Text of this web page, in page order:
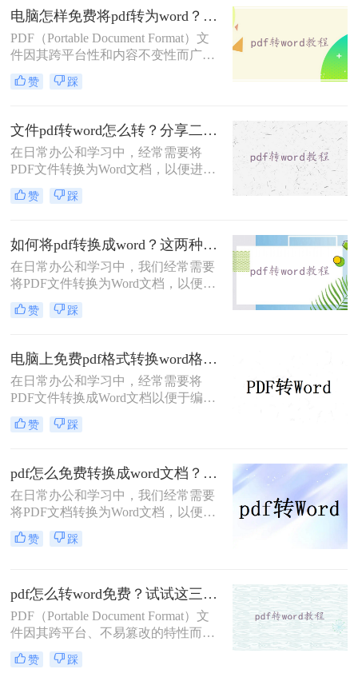
介绍 PDF 转 Word 的常用方法，帮助
您高效完成转换。
电脑怎样免费将pdf转为word？推荐2种好用方法！
PDF（Portable Document Format）文
件因其跨平台性和内容不变性而广泛
应用于各种场合。然而，有时我们需
要对PDF文件进行编辑或修改，这时
要。那么电脑怎样免费将pdf转为word
呢？本文将介绍两种免费将PDF转为
Word的方法。
赞 踩
文件pdf转word怎么转？分享二种高效转换方法！
在日常办公和学习中，经常需要将
PDF文件转换为Word文档，以便进行
编辑和修改。那么文件pdf转word怎么
转呢？本文将介绍两种实用的PDF转
务。
赞 踩
如何将pdf转换成word？这两种不同的转换方法了解下！
在日常办公和学习中，我们经常需要
将PDF文件转换为Word文档，以便进
行编辑和修改。那么如何将pdf转换成
word呢？为了帮助用户更轻松地完成
的PDF转Word方法。
赞 踩
电脑上免费pdf格式转换word格式？分享二种转换方式！
在日常办公和学习中，经常需要将
PDF文件转换成Word文档以便于编
辑。对于那些希望节省成本的用户来
说，使用免费工具进行转换是一个不
换word格式呢？本文将介绍两种常用
的免费PDF转Word的方法。
赞 踩
pdf怎么免费转换成word文档？教你3种实用方法!
在日常办公和学习中，我们经常需要
将PDF文档转换为Word文档，以便进
行编辑、修改和格式化。那么pdf怎么
免费转换成word文档呢？本文将介绍
赞 踩
pdf怎么转word免费？试试这三种方法！
PDF（Portable Document Format）文
件因其跨平台、不易篡改的特性而广
泛应用于各种场合。然而，在某些情
况下，我们可能需要将PDF文件转换
赞 踩